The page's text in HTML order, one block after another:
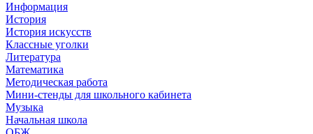
Информация
История
История искусств
Классные уголки
Литература
Математика
Методическая работа
Мини-стенды для школьного кабинета
Музыка
Начальная школа